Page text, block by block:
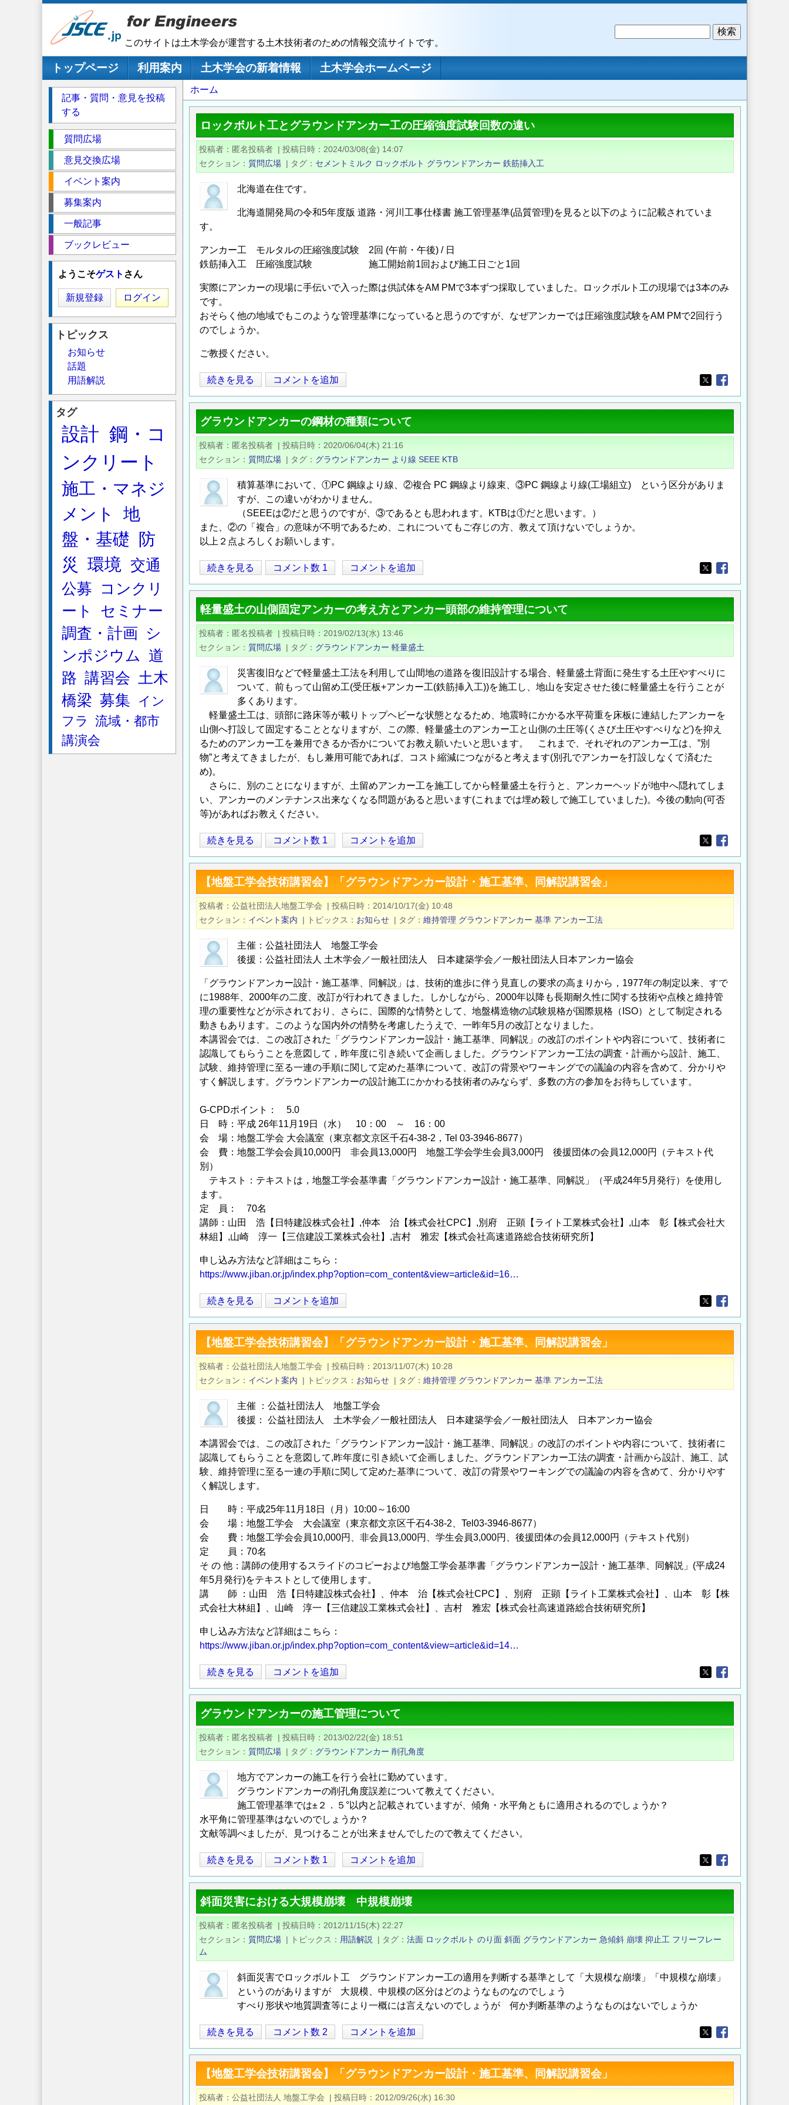
このサイトは土木学会が運営する土木技術者のための情報交流サイトです。
メインナビゲーション
トップページ 利用案内 土木学会の新着情報
土木学会ホームページ
パ
ン
ず
ホーム
ロックボルト工とグラウンドアンカー工の圧縮強度試験回数の違い
投稿者 匿名投稿者 | 投稿日時
2024/03/08(金) 14:07
セクション
質問広場 | タグ セメントミルク ロックボルト グラウンドアンカー 鉄筋挿入工
北海道在住です。
北海道開発局の令和5年度版 道路・河川工事仕様書 施工管理基準(品質管理)を見ると以下のように記載されていま
す。
アンカー工 モルタルの圧縮強度試験 2回 (午前・午後) / 日
鉄筋挿入工 圧縮強度試験 施工開始前1回および施工日ごと1回
実際にアンカーの現場に手伝いで入った際は供試体をAM PMで3本ずつ採取していました。ロックボルト工の現場では3本のみ
です。
おそらく他の地域でもこのような管理基準になっていると思うのですが、なぜアンカーでは圧縮強度試験をAM PMで2回行う
のでしょうか。
ご教授ください。
ロ
ッ
ク
ボ
ル
工
と
グ
ウ
ン
ア
ン
カ
ー
工
の
圧
縮
強
試
験
回
数
の
違
い
の
続きを見る コメントを追加
Opens in a new
Opens in a new
グラウンドアンカーの鋼材の種類について
投稿者 匿名投稿者 | 投稿日時
2020/06/04(木) 21:16
セクション
質問広場 | タグ グラウンドアンカー より線 SEEE KTB
積算基準において、①PC 鋼線より線、②複合 PC 鋼線より線束、③PC 鋼線より線(工場組立) という区分がありま
すが、この違いがわかりません。
（SEEEは②だと思うのですが、③であるとも思われます。KTBは①だと思います。）
また、②の「複合」の意味が不明であるため、これについてもご存じの方、教えて頂けないでしょうか。
以上２点よろしくお願いします。
グ
ラ
ウ
ン
ド
ン
カ
ー
鋼
材
の
種
類
に
つ
い
て
の
続きを見る コメント数 1 コメントを追加
Opens in a new
Opens in a new
軽量盛土の山側固定アンカーの考え方とアンカー頭部の維持管理について
投稿者 匿名投稿者 | 投稿日時
2019/02/13(水) 13:46
セクション
質問広場 | タグ グラウンドアンカー 軽量盛土
災害復旧などで軽量盛土工法を利用して山間地の道路を復旧設計する場合、軽量盛土背面に発生する土圧やすべりに
ついて、前もって山留め工(受圧板+アンカー工(鉄筋挿入工))を施工し、地山を安定させた後に軽量盛土を行うことが
多くあります。
軽量盛土工は、頭部に路床等が載りトップヘビーな状態となるため、地震時にかかる水平荷重を床板に連結したアンカーを
山側へ打設して固定することとなりますが、この際、軽量盛土のアンカー工と山側の土圧等(くさび土圧やすべりなど)を抑え
るためのアンカー工を兼用できるか否かについてお教え願いたいと思います。 これまで、それぞれのアンカー工は、”別
物”と考えてきましたが、もし兼用可能であれば、コスト縮減につながると考えます(別孔でアンカーを打設しなくて済むた
め)。
さらに、別のことになりますが、土留めアンカー工を施工してから軽量盛土を行うと、アンカーヘッドが地中へ隠れてしま
い、アンカーのメンテナンス出来なくなる問題があると思います(これまでは埋め殺しで施工していました)。今後の動向(可否
等)があればお教えください。
軽
量
盛
土
の
側
固
定
ン
カ
ー
の
考
え
方
と
ア
ン
ー
頭
部
の
維
持
管
に
つ
い
て
の
続きを見る コメント数 1 コメントを追加
Opens in a new
Opens in a new
【地盤工学会技術講習会】「グラウンドアンカー設計・施工基準、同解説講習会」
投稿者 公益社団法人地盤工学会 | 投稿日時
2014/10/17(金) 10:48
セクション
イベント案内 | トピックス お知らせ | タグ 維持管理 グラウンドアンカー 基準 アンカー工法
主催：公益社団法人 地盤工学会
後援：公益社団法人 土木学会／一般社団法人 日本建築学会／一般社団法人日本アンカー協会
「グラウンドアンカー設計・施工基準、同解説」は、技術的進歩に伴う見直しの要求の高まりから，1977年の制定以来、すで
に1988年、2000年の二度、改訂が行われてきました。しかしながら、2000年以降も長期耐久性に関する技術や点検と維持管
理の重要性などが示されており、さらに、国際的な情勢として、地盤構造物の試験規格が国際規格（ISO）として制定される
動きもあります。このような国内外の情勢を考慮したうえで、一昨年5月の改訂となりました。
本講習会では、この改訂された「グラウンドアンカー設計・施工基準、同解説」の改訂のポイントや内容について、技術者に
認識してもらうことを意図して，昨年度に引き続いて企画しました。グラウンドアンカー工法の調査・計画から設計、施工、
試験、維持管理に至る一連の手順に関して定めた基準について、改訂の背景やワーキングでの議論の内容を含めて、分かりや
すく解説します。グラウンドアンカーの設計施工にかかわる技術者のみならず、多数の方の参加をお待ちしています。
G-CPDポイント： 5.0
日 時：平成 26年11月19日（水） 10：00 ～ 16：00
会 場：地盤工学会 大会議室（東京都文京区千石4-38-2，Tel 03-3946-8677）
会 費：地盤工学会会員10,000円 非会員13,000円 地盤工学会学生会員3,000円 後援団体の会員12,000円（テキスト代
別）
テキスト：テキストは，地盤工学会基準書「グラウンドアンカー設計・施工基準、同解説」（平成24年5月発行）を使用し
ます。
定 員： 70名
講師：山田 浩【日特建設株式会社】,仲本 治【株式会社CPC】,別府 正顕【ライト工業株式会社】,山本 彰【株式会社大
林組】,山崎 淳一【三信建設工業株式会社】,吉村 雅宏【株式会社高速道路総合技術研究所】
申し込み方法など詳細はこちら：
https://www.jiban.or.jp/index.php?option=com_content&view=article&id=16…
【地
盤
工
学
会
術
講
習
「グ
ラ
ウ
ン
ド
ア
ン
カ
ー
設
計・
施
基
準、
同
解
説
講
習
会」
の
続きを見る コメントを追加
Opens in a new
Opens in a new
【地盤工学会技術講習会】「グラウンドアンカー設計・施工基準、同解説講習会」
投稿者 公益社団法人地盤工学会 | 投稿日時
2013/11/07(木) 10:28
セクション
イベント案内 | トピックス お知らせ | タグ 維持管理 グラウンドアンカー 基準 アンカー工法
主催 ：公益社団法人 地盤工学会
後援： 公益社団法人 土木学会／一般社団法人 日本建築学会／一般社団法人 日本アンカー協会
本講習会では、この改訂された「グラウンドアンカー設計・施工基準、同解説」の改訂のポイントや内容について、技術者に
認識してもらうことを意図して,昨年度に引き続いて企画しました。グラウンドアンカー工法の調査・計画から設計、施工、試
験、維持管理に至る一連の手順に関して定めた基準について、改訂の背景やワーキングでの議論の内容を含めて、分かりやす
く解説します。
日 時：平成25年11月18日（月）10:00～16:00
会 場：地盤工学会 大会議室（東京都文京区千石4-38-2、Tel03-3946-8677）
会 費：地盤工学会会員10,000円、非会員13,000円、学生会員3,000円、後援団体の会員12,000円（テキスト代別）
定 員：70名
そ の 他：講師の使用するスライドのコピーおよび地盤工学会基準書「グラウンドアンカー設計・施工基準、同解説」(平成24
年5月発行)をテキストとして使用します。
講 師 ：山田 浩【日特建設株式会社】、仲本 治【株式会社CPC】、別府 正顕【ライト工業株式会社】、山本 彰【株
式会社大林組】、山崎 淳一【三信建設工業株式会社】、吉村 雅宏【株式会社高速道路総合技術研究所】
申し込み方法など詳細はこちら：
https://www.jiban.or.jp/index.php?option=com_content&view=article&id=14…
【地
盤
工
学
会
術
講
習
「グ
ラ
ン
ド
ア
ン
カ
ー
施
工
準、
同
解
説
講
習
続きを見る コメントを追加
Opens in a new
Opens in a new
グラウンドアンカーの施工管理について
投稿者 匿名投稿者 | 投稿日時
2013/02/22(金) 18:51
セクション
質問広場 | タグ グラウンドアンカー 削孔角度
地方でアンカーの施工を行う会社に勤めています。
グラウンドアンカーの削孔角度誤差について教えてください。
施工管理基準では±２．５°以内と記載されていますが、傾角・水平角ともに適用されるのでしょうか？
水平角に管理基準はないのでしょうか？
文献等調べましたが、見つけることが出来ませんでしたので教えてください。
グ
ラ
ウ
ン
ド
カ
ー
の
管
理
に
つ
い
続きを見る コメント数 1 コメントを追加
Opens in a new
Opens in a new
斜面災害における大規模崩壊 中規模崩壊
投稿者 匿名投稿者 | 投稿日時
2012/11/15(木) 22:27
セクション
質問広場 | トピックス 用語解説 | タグ 法面 ロックボルト のり面 斜面 グラウンドアンカー 急傾斜 崩壊 抑止工 フリーフレー
ム
斜面災害でロックボルト工 グラウンドアンカー工の適用を判断する基準として「大規模な崩壊」「中規模な崩壊」
というのがありますが 大規模、中規模の区分はどのようなものなのでしょう
すべり形状や地質調査等により一概には言えないのでしょうが 何か判断基準のようなものはないでしょうか
斜
面
災
害
に
続きを見る コメント数 2 コメントを追加
Opens in a new
Opens in a new
【地盤工学会技術講習会】「グラウンドアンカー設計・施工基準、同解説講習会」
投稿者 公益社団法人 地盤工学会 | 投稿日時 2012/09/26(水) 16:30
記事・質問・意見を投稿
する
ク
シ
質問広場
意見交換広場
イベント案内
募集案内
一般記事
ブックレビュー
ようこそゲスト さん
新規登録 ログイン
トピックス
お知らせ
話題
用語解説
タグ
設計 鋼・コ
ンクリート
施工・マネジ
メント
地
盤・基礎
防
災
環境 交通
公募
コンクリ
ート
セミナー
調査・計画
シ
ンポジウム 道
路 講習会 土木
橋梁 募集
イン
フラ
流域・都市
講演会